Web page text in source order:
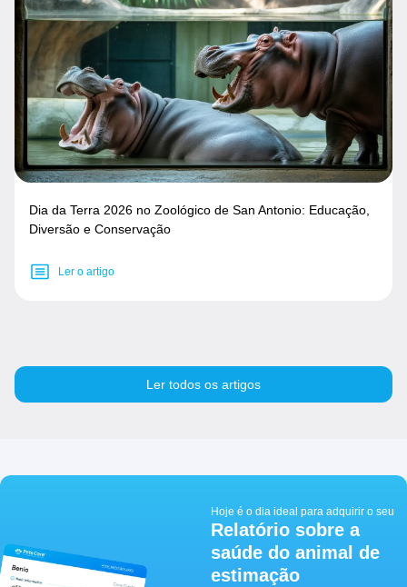
Dia da Terra 2026 no Zoológico de San Antonio: Educação,
Diversão e Conservação
Ler o artigo
Ler todos os artigos
Hoje é o dia ideal para adquirir o seu
Relatório sobre a
saúde do animal de
estimação